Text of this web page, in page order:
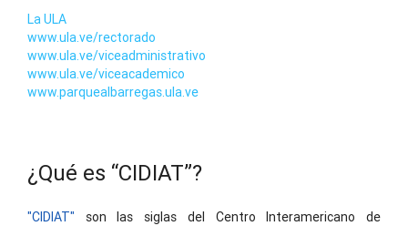
La ULA
www.ula.ve/rectorado
www.ula.ve/viceadministrativo
www.ula.ve/viceacademico
www.parquealbarregas.ula.ve
¿Qué es “CIDIAT”?
"CIDIAT" son las siglas del Centro Interamericano de